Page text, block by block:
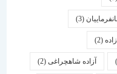
(3)
شاهچراغی(2)